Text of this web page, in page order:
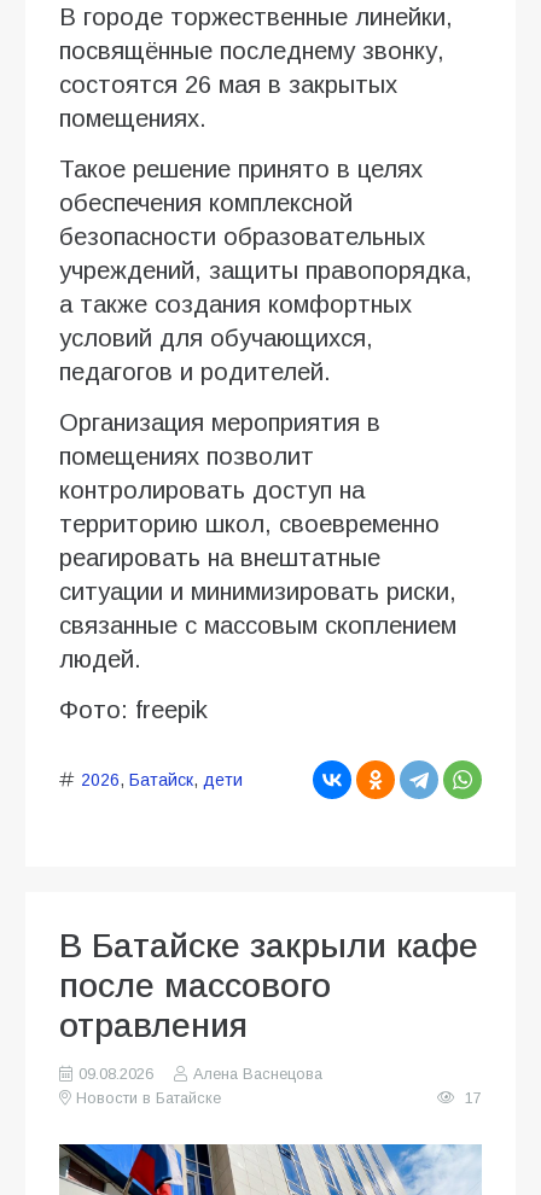
В городе торжественные линейки,
посвящённые последнему звонку,
состоятся 26 мая в закрытых
помещениях.
Такое решение принято в целях
обеспечения комплексной
безопасности образовательных
учреждений, защиты правопорядка,
а также создания комфортных
условий для обучающихся,
педагогов и родителей.
Организация мероприятия в
помещениях позволит
контролировать доступ на
территорию школ, своевременно
реагировать на внештатные
ситуации и минимизировать риски,
связанные с массовым скоплением
людей.
Фото: freepik
2026, Батайск, дети
В Батайске закрыли кафе
после массового
отравления
09.08.2026
Алена Васнецова
Новости в Батайске
17